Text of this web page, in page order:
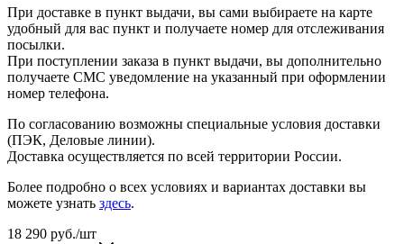
При доставке в пункт выдачи, вы сами выбираете на карте
удобный для вас пункт и получаете номер для отслеживания
посылки.
При поступлении заказа в пункт выдачи, вы дополнительно
получаете СМС уведомление на указанный при оформлении
номер телефона.
По согласованию возможны специальные условия доставки
(ПЭК, Деловые линии).
Доставка осуществляется по всей территории России.
Более подробно о всех условиях и вариантах доставки вы
можете узнать здесь.
18 290 руб./шт